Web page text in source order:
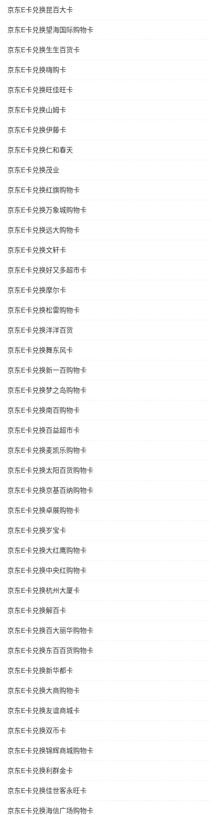
京东E卡兑换昆百大卡
京东E卡兑换望海国际购物卡
京东E卡兑换生生百货卡
京东E卡兑换嗨购卡
京东E卡兑换旺佳旺卡
京东E卡兑换山姆卡
京东E卡兑换伊藤卡
京东E卡兑换仁和春天
京东E卡兑换茂业
京东E卡兑换红旗购物卡
京东E卡兑换万象城购物卡
京东E卡兑换远大购物卡
京东E卡兑换文轩卡
京东E卡兑换好又多超市卡
京东E卡兑换摩尔卡
京东E卡兑换松雷购物卡
京东E卡兑换洋洋百货
京东E卡兑换舞东风卡
京东E卡兑换新一百购物卡
京东E卡兑换梦之岛购物卡
京东E卡兑换南百购物卡
京东E卡兑换百益超市卡
京东E卡兑换麦凯乐购物卡
京东E卡兑换太阳百货购物卡
京东E卡兑换京基百纳购物卡
京东E卡兑换卓展购物卡
京东E卡兑换岁宝卡
京东E卡兑换大红鹰购物卡
京东E卡兑换中央红购物卡
京东E卡兑换杭州大厦卡
京东E卡兑换解百卡
京东E卡兑换百大丽华购物卡
京东E卡兑换东百百货购物卡
京东E卡兑换新华都卡
京东E卡兑换大商购物卡
京东E卡兑换友谊商城卡
京东E卡兑换双币卡
京东E卡兑换锦辉商城购物卡
京东E卡兑换利群金卡
京东E卡兑换佳世客永旺卡
京东E卡兑换海信广场购物卡